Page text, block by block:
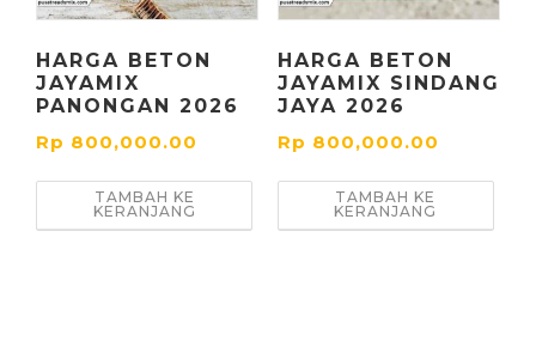
HARGA BETON
JAYAMIX
PANONGAN 2026
Rp 800,000.00
TAMBAH KE
KERANJANG
HARGA BETON
JAYAMIX SINDANG
JAYA 2026
Rp 800,000.00
TAMBAH KE
KERANJANG